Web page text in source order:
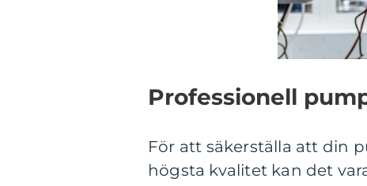
Professionell
För att säkerställa att din
högsta kvalitet kan det